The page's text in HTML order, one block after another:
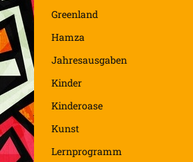
Greenland
Hamza
Jahresausgaben
Kinder
Kinderoase
Kunst
Lernprogramm